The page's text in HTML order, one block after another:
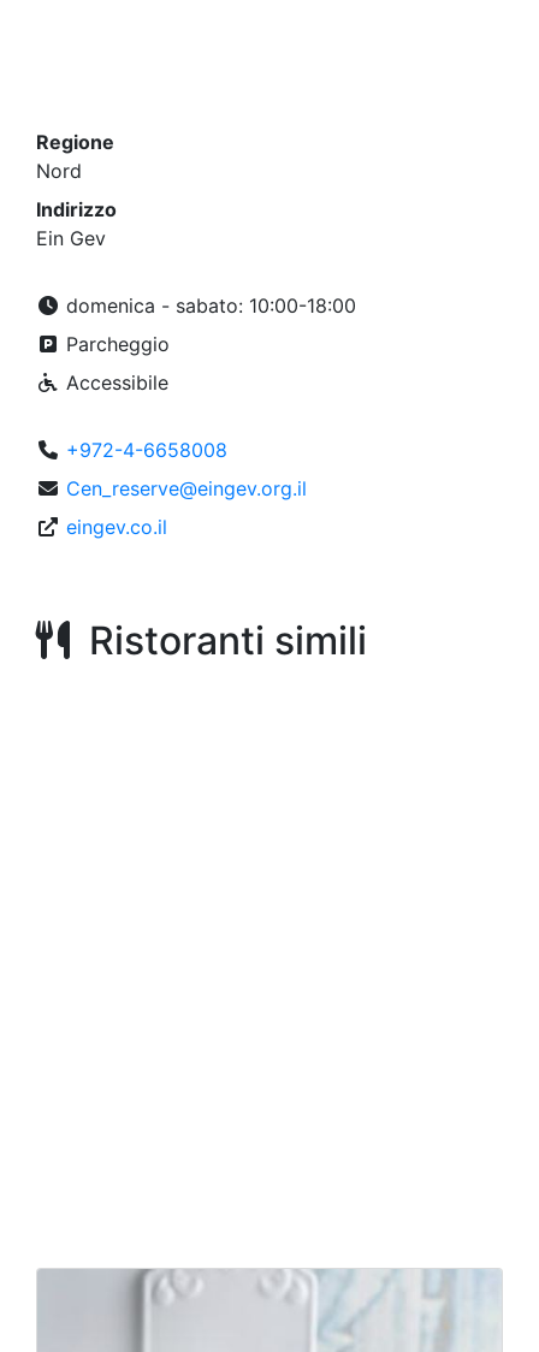
Regione
Nord
Indirizzo
Ein Gev
domenica - sabato: 10:00-18:00
Parcheggio
Accessibile
+972-4-6658008
Cen_reserve@eingev.org.il
eingev.co.il
Ristoranti simili